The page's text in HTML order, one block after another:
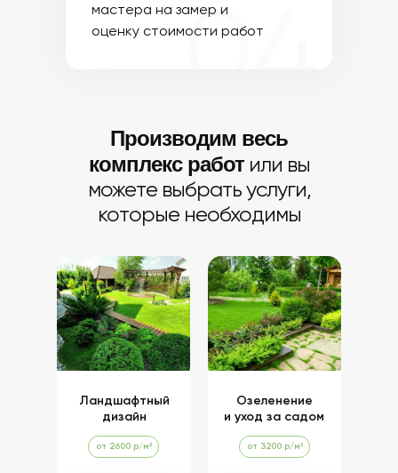
мастера на замер и
оценку стоимости работ
Производим весь
комплекс работили вы
можете выбрать услуги,
которые необходимы
Ландшафтный
дизайн
от 2600 р/м²
Озеленение
и уход за садом
от 3200 р/м²